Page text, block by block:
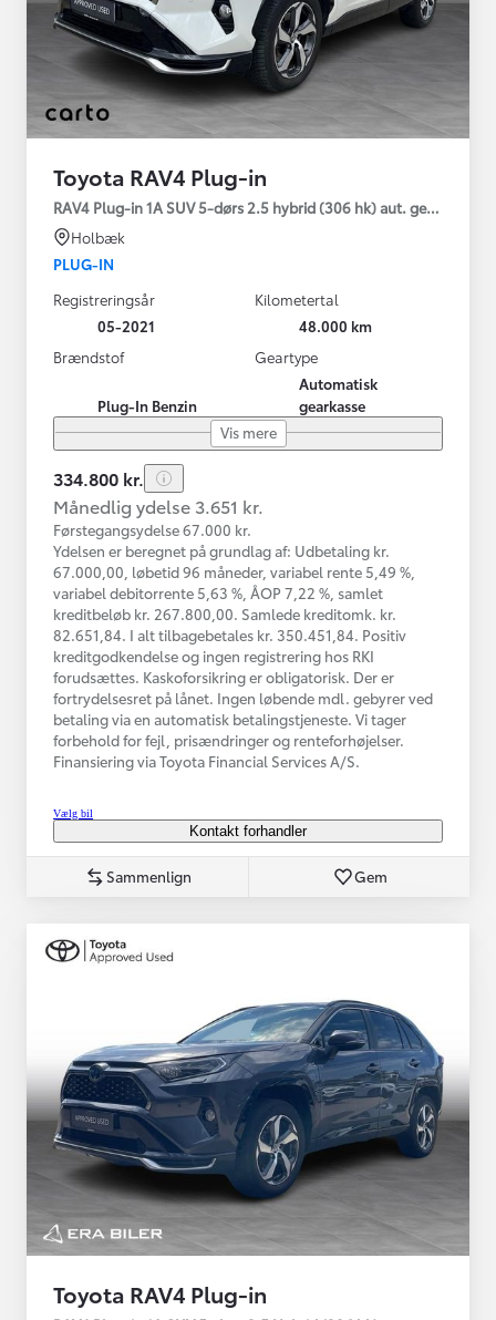
Toyota RAV4 Plug-in
RAV4 Plug-in 1A SUV 5-dørs 2.5 hybrid (306 hk) aut. gear AWD-i
Holbæk
PLUG-IN
Registreringsår
05-2021
Kilometertal
48.000 km
Brændstof
Plug-In Benzin
Geartype
Automatisk
gearkasse
Vis mere
334.800 kr.
Månedlig ydelse 3.651 kr.
Førstegangsydelse 67.000 kr.
Ydelsen er beregnet på grundlag af: Udbetaling kr.
67.000,00, løbetid 96 måneder, variabel rente 5,49 %,
variabel debitorrente 5,63 %, ÅOP 7,22 %, samlet
kreditbeløb kr. 267.800,00. Samlede kreditomk. kr.
82.651,84. I alt tilbagebetales kr. 350.451,84. Positiv
kreditgodkendelse og ingen registrering hos RKI
forudsættes. Kaskoforsikring er obligatorisk. Der er
fortrydelsesret på lånet. Ingen løbende mdl. gebyrer ved
betaling via en automatisk betalingstjeneste. Vi tager
forbehold for fejl, prisændringer og renteforhøjelser.
Finansiering via Toyota Financial Services A/S.
Vælg bil
Kontakt forhandler
Sammenlign Gem
Toyota RAV4 Plug-in